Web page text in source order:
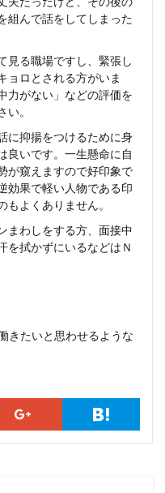
組んで話をしてしまった
見る職場ですし、緊張し
ョロとされる方がいま
力がない」などの評価を
。
に抑揚をつけるために身
良いです。一生懸命に自
が窺えますので好印象で
効果で軽い人物である印
よくありません。
まわしをする方、面接中
を拭かずにいるなどはＮ
きたいと思わせるような